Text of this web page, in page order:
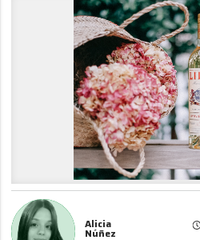
Alicia
Núñez